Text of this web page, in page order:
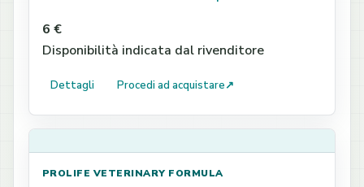
6 €
Disponibilità indicata dal rivenditore
Dettagli Procedi ad acquistare↗
PROLIFE VETERINARY FORMULA